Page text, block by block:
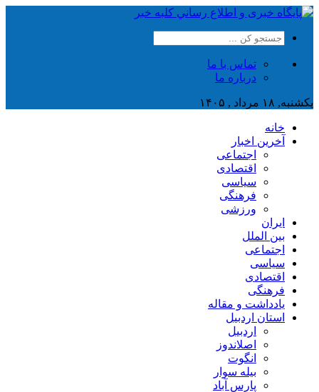
تماس با ما
درباره ما
یکشنبه, ۱۸ مرداد , ۱۴۰۵
خانه
آخرین اخبار
اجتماعی
اقتصادی
سیاسی
فرهنگی
ورزشی
ایران
بین الملل
اجتماعی
سیاسی
اقتصادی
فرهنگی
یادداشت و مقاله
استان اردبیل
اردبیل
اصلاندوز
انگوت
بیله سوار
پارس آباد